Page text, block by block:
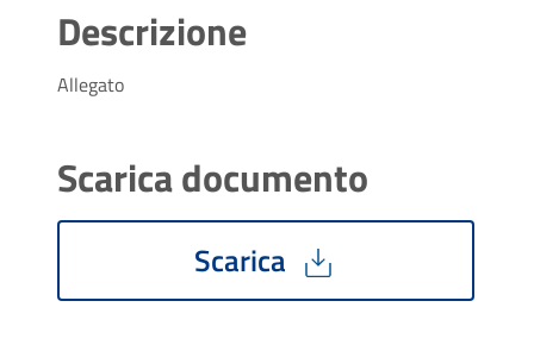
Descrizione
Allegato
Scarica documento
Scarica